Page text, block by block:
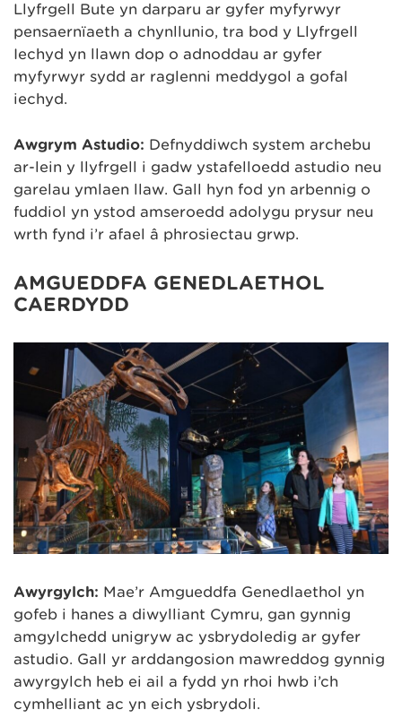
Llyfrgell Bute yn darparu ar gyfer myfyrwyr
pensaernïaeth a chynllunio, tra bod y Llyfrgell
Iechyd yn llawn dop o adnoddau ar gyfer
myfyrwyr sydd ar raglenni meddygol a gofal
iechyd.
Awgrym Astudio: Defnyddiwch system archebu
ar-lein y llyfrgell i gadw ystafelloedd astudio neu
garelau ymlaen llaw. Gall hyn fod yn arbennig o
fuddiol yn ystod amseroedd adolygu prysur neu
wrth fynd i’r afael â phrosiectau grŵp.
AMGUEDDFA GENEDLAETHOL
CAERDYDD
Awyrgylch: Mae’r Amgueddfa Genedlaethol yn
gofeb i hanes a diwylliant Cymru, gan gynnig
amgylchedd unigryw ac ysbrydoledig ar gyfer
astudio. Gall yr arddangosion mawreddog gynnig
awyrgylch heb ei ail a fydd yn rhoi hwb i’ch
cymhelliant ac yn eich ysbrydoli.